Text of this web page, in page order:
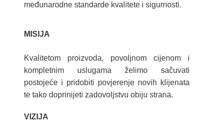
međunarodne standarde kvalitete i sigurnosti.
MISIJA
Kvalitetom proizvoda, povoljnom cijenom i
kompletnim uslugama želimo sačuvati
postojeće i pridobiti povjerenje novih klijenata
te tako doprinijeti zadovoljstvu obiju strana.
VIZIJA